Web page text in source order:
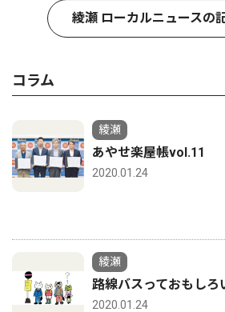
綾瀬 ローカルニュースの
コラム
綾瀬
あやせ楽屋帳vol.11
2020.01.24
綾瀬
路線バスっておもしろ
2020.01.24